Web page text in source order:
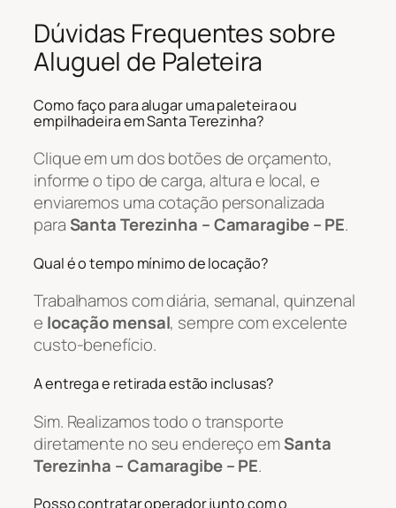
Dúvidas Frequentes sobre
Aluguel de Paleteira
Como faço para alugar uma paleteira ou
empilhadeira em Santa Terezinha?
Clique em um dos botões de orçamento,
informe o tipo de carga, altura e local, e
enviaremos uma cotação personalizada
paraSanta Terezinha – Camaragibe – PE.
Qual é o tempo mínimo de locação?
Trabalhamos com diária, semanal, quinzenal
e locação mensal, sempre com excelente
custo-benefício.
A entrega e retirada estão inclusas?
Sim. Realizamos todo o transporte
diretamente no seu endereço emSanta
Terezinha – Camaragibe – PE.
Posso contratar operador junto com o